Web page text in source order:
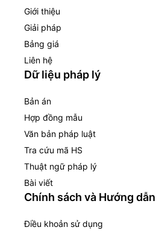
Giới thiệu
Giải pháp
Bảng giá
Liên hệ
Dữ liệu pháp lý
Bản án
Hợp đồng mẫu
Văn bản pháp luật
Tra cứu mã HS
Thuật ngữ pháp lý
Bài viết
Chính sách và Hướng dẫn
Điều khoản sử dụng